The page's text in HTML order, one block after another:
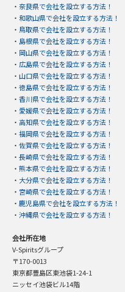
・ 奈良県で会社を設立する方法！
・ 和歌山県で会社を設立する方法！
・ 鳥取県で会社を設立する方法！
・ 島根県で会社を設立する方法！
・ 岡山県で会社を設立する方法！
・ 広島県で会社を設立する方法！
・ 山口県で会社を設立する方法！
・ 徳島県で会社を設立する方法！
・ 香川県で会社を設立する方法！
・ 愛媛県で会社を設立する方法！
・ 高知県で会社を設立する方法！
・ 福岡県で会社を設立する方法！
・ 佐賀県で会社を設立する方法！
・ 長崎県で会社を設立する方法！
・ 熊本県で会社を設立する方法！
・ 大分県で会社を設立する方法！
・ 宮崎県で会社を設立する方法！
・ 鹿児島県で会社を設立する方法！
・ 沖縄県で会社を設立する方法！
会社所在地
V-Spiritsグループ
〒170-0013
東京都豊島区東池袋1-24-1
ニッセイ池袋ビル14階